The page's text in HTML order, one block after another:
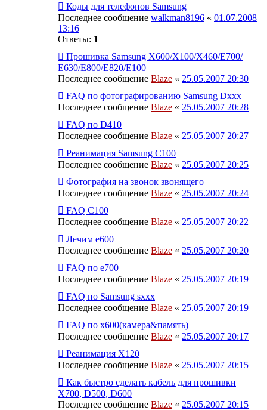
Коды для телефонов Samsung
Последнее сообщение walkman8196 « 01.07.2008
13:16
Ответы: 1
Прошивка Samsung X600/X100/X460/E700/
Е630/Е800/E820/Е100
Последнее сообщение Blaze « 25.05.2007 20:30
FAQ по фотографированию Samsung Dxxx
Последнее сообщение Blaze « 25.05.2007 20:28
FAQ по D410
Последнее сообщение Blaze « 25.05.2007 20:27
Реанимация Samsung C100
Последнее сообщение Blaze « 25.05.2007 20:25
Фотография на звонок звонящего
Последнее сообщение Blaze « 25.05.2007 20:24
FAQ С100
Последнее сообщение Blaze « 25.05.2007 20:22
Лечим е600
Последнее сообщение Blaze « 25.05.2007 20:20
FAQ по е700
Последнее сообщение Blaze « 25.05.2007 20:19
FAQ по Samsung sxxx
Последнее сообщение Blaze « 25.05.2007 20:19
FAQ по х600(камера&память)
Последнее сообщение Blaze « 25.05.2007 20:17
Реанимация X120
Последнее сообщение Blaze « 25.05.2007 20:15
Как быстро сделать кабель для прошивки
Х700, D500, D600
Последнее сообщение Blaze « 25.05.2007 20:15